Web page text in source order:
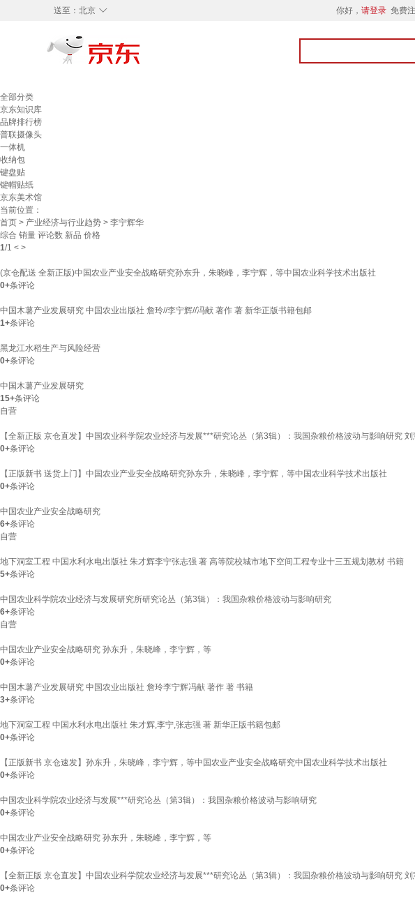
◇
送至： 北京 你好， 请登录 免费
全部分类
京东知识库
品牌排行榜
普联摄像头
一体机
收纳包
键盘贴
键帽贴纸
京东美术馆
当前位置：
首页 > 产业经济与行业趋势 > 李宁辉华
综合 销量 评论数 新品 价格
1/1 < >
(京仓配送 全新正版)中国农业产业安全战略研究孙东升，朱晓峰，李宁辉，等中国农业科学技术出版社
0+条评论
中国木薯产业发展研究 中国农业出版社 詹玲//李宁辉//冯献 著作 著 新华正版书籍包邮
1+条评论
黑龙江水稻生产与风险经营
0+条评论
中国木薯产业发展研究
15+条评论
自营
【全新正版 京仓直发】中国农业科学院农业经济与发展***研究论丛（第3辑）：我国杂粮价格波动与影响研究
0+条评论
【正版新书 送货上门】中国农业产业安全战略研究孙东升，朱晓峰，李宁辉，等中国农业科学技术出版社
0+条评论
中国农业产业安全战略研究
6+条评论
自营
地下洞室工程 中国水利水电出版社 朱才辉李宁张志强 著 高等院校城市地下空间工程专业十三五规划教材 书籍
5+条评论
中国农业科学院农业经济与发展研究所研究论丛（第3辑）：我国杂粮价格波动与影响研究
6+条评论
自营
中国农业产业安全战略研究 孙东升，朱晓峰，李宁辉，等
0+条评论
中国木薯产业发展研究 中国农业出版社 詹玲李宁辉冯献 著作 著 书籍
3+条评论
地下洞室工程 中国水利水电出版社 朱才辉,李宁,张志强 著 新华正版书籍包邮
0+条评论
【正版新书 京仓速发】孙东升，朱晓峰，李宁辉，等中国农业产业安全战略研究中国农业科学技术出版社
0+条评论
中国农业科学院农业经济与发展***研究论丛（第3辑）：我国杂粮价格波动与影响研究
0+条评论
中国农业产业安全战略研究 孙东升，朱晓峰，李宁辉，等
0+条评论
【全新正版 京仓直发】中国农业科学院农业经济与发展***研究论丛（第3辑）：我国杂粮价格波动与影响研究
0+条评论